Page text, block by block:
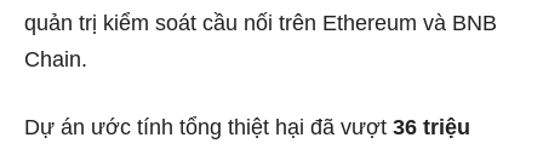
quản trị kiểm soát cầu nối trên Ethereum và BNB
Chain.
Dự án ước tính tổng thiệt hại đã vượt 36 triệu